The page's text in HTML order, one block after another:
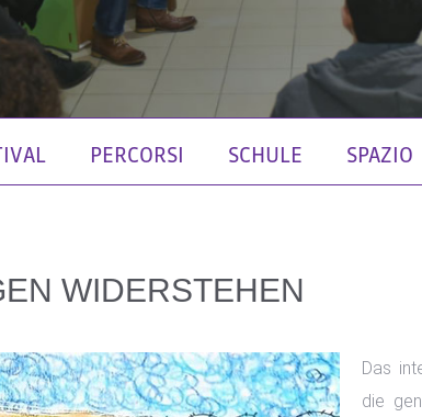
PERCORSI SCHULE SPAZIO
WIDERSTEHEN
Das
die